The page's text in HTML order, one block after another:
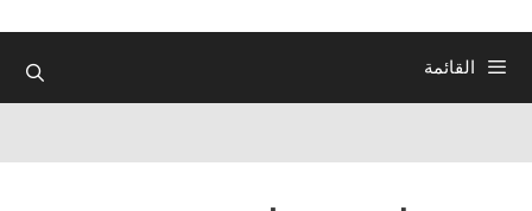
القائمة